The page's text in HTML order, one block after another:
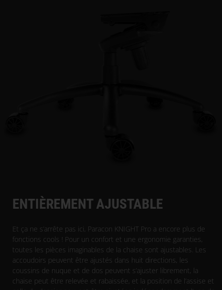
ENTIÈREMENT AJUSTABLE
Et ça ne s’arrête pas ici, Paracon KNIGHT Pro a encore plus de
fonctions cools ! Pour un confort et une ergonomie garanties,
toutes les pièces imaginables de la chaise sont ajustables. Les
accoudoirs peuvent être ajustés dans huit directions, les
coussins de nuque et de dos peuvent s’ajuster librement, la
chaise peut être relevée et rabaissée, et la position de l’assise et